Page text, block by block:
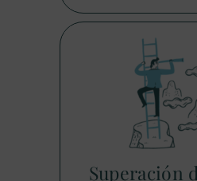
Superación